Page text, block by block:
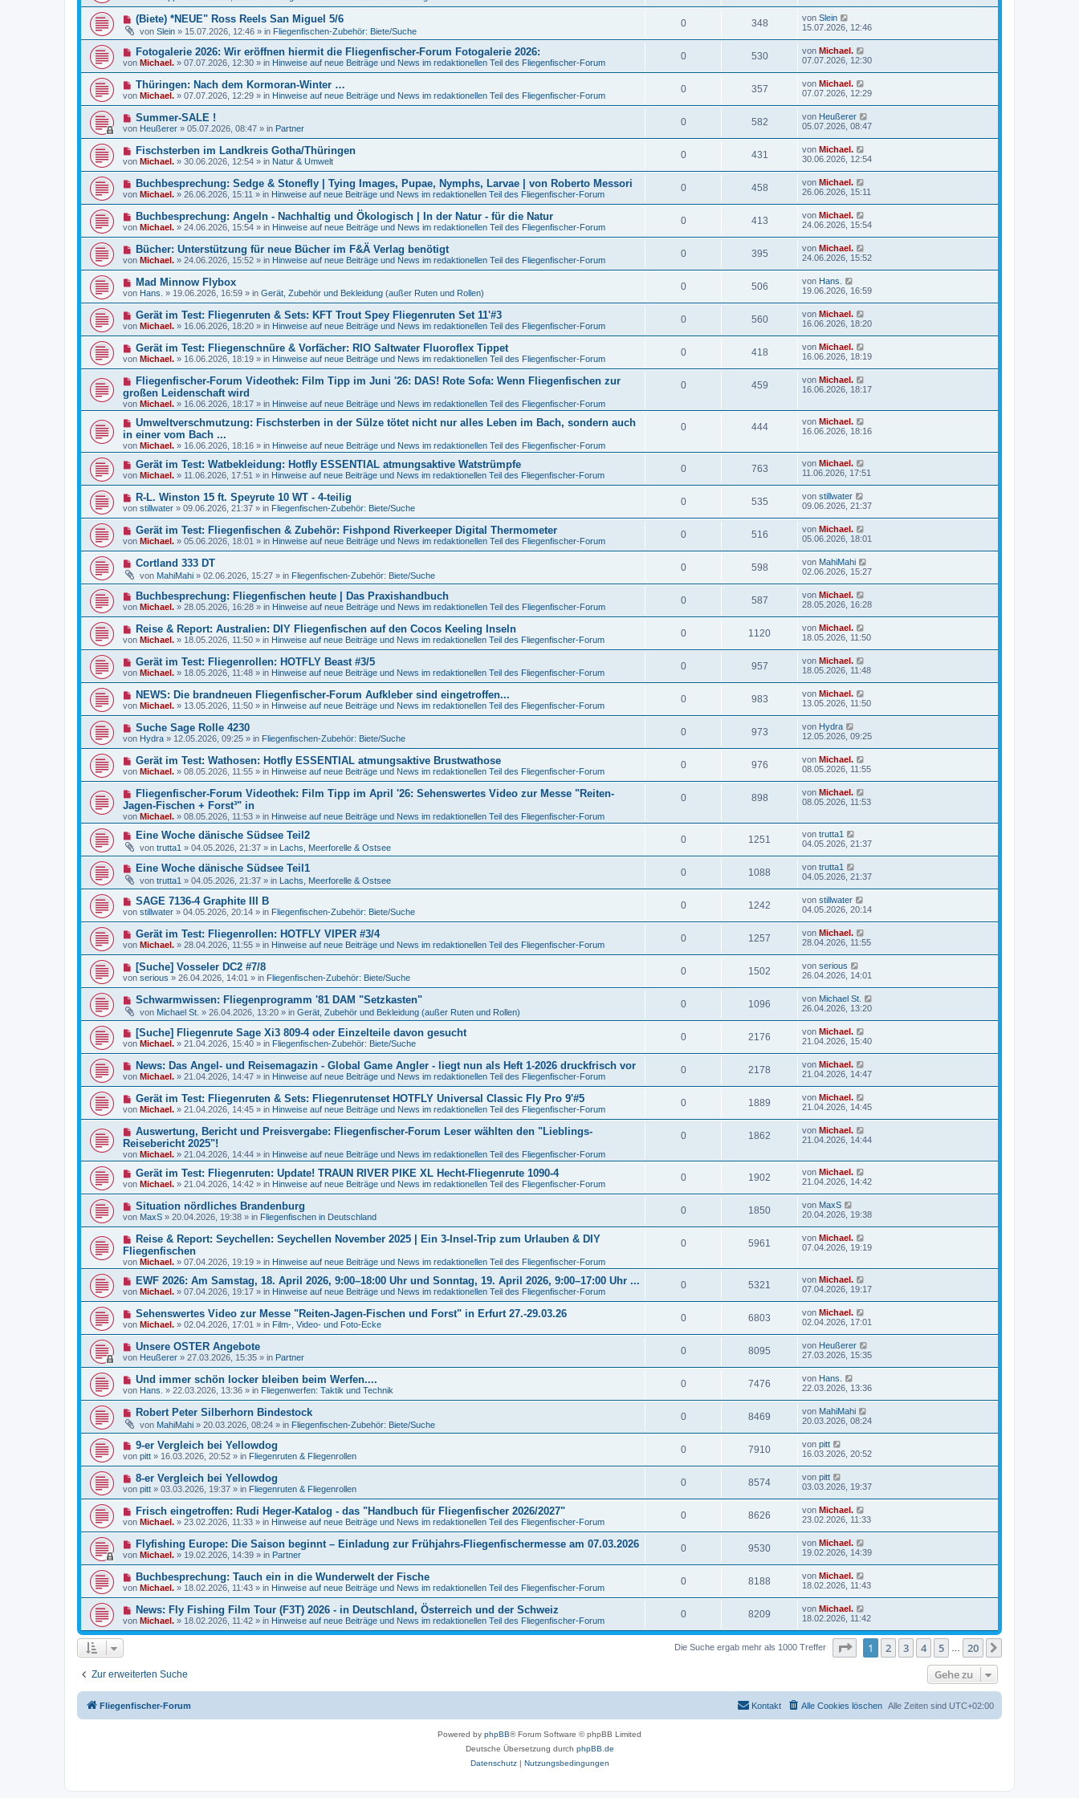
e
t
r
a
g
u
B
e
t
r
a
N
e
u
e
B
e
t
r
a
g
(Biete) *NEUE" Ross Reels San Miguel 5/6
von Slein » 15.07.2026, 12:46 » in Fliegenfischen-Zubehör: Biete/Suche
0 348 von Slein
15.07.2026, 12:46
N
e
u
e
B
e
t
r
a
g
Fotogalerie 2026: Wir eröffnen hiermit die Fliegenfischer-Forum Fotogalerie 2026:
von Michael. » 07.07.2026, 12:30 » in Hinweise auf neue Beiträge und News im redaktionellen Teil des Fliegenfischer-Forum
0 530 von Michael.
07.07.2026, 12:30
N
e
u
e
B
e
t
r
a
g
Thüringen: Nach dem Kormoran-Winter …
von Michael. » 07.07.2026, 12:29 » in Hinweise auf neue Beiträge und News im redaktionellen Teil des Fliegenfischer-Forum
0 357 von Michael.
07.07.2026, 12:29
N
e
u
e
B
e
t
r
a
g
Summer-SALE !
von Heußerer » 05.07.2026, 08:47 » in Partner
0 582 von Heußerer
05.07.2026, 08:47
N
e
u
e
B
e
t
r
a
g
Fischsterben im Landkreis Gotha/Thüringen
von Michael. » 30.06.2026, 12:54 » in Natur & Umwelt
0 431 von Michael.
30.06.2026, 12:54
N
e
u
e
B
e
t
r
a
g
Buchbesprechung: Sedge & Stonefly | Tying Images, Pupae, Nymphs, Larvae | von Roberto Messori
von Michael. » 26.06.2026, 15:11 » in Hinweise auf neue Beiträge und News im redaktionellen Teil des Fliegenfischer-Forum
0 458 von Michael.
26.06.2026, 15:11
N
e
u
e
B
e
t
r
a
g
Buchbesprechung: Angeln - Nachhaltig und Ökologisch | In der Natur - für die Natur
von Michael. » 24.06.2026, 15:54 » in Hinweise auf neue Beiträge und News im redaktionellen Teil des Fliegenfischer-Forum
0 413 von Michael.
24.06.2026, 15:54
N
e
u
e
B
e
t
r
a
g
Bücher: Unterstützung für neue Bücher im F&Ä Verlag benötigt
von Michael. » 24.06.2026, 15:52 » in Hinweise auf neue Beiträge und News im redaktionellen Teil des Fliegenfischer-Forum
0 395 von Michael.
24.06.2026, 15:52
N
e
u
B
e
t
r
a
g
Mad Minnow Flybox
von Hans. » 19.06.2026, 16:59 » in Gerät, Zubehör und Bekleidung (außer Ruten und Rollen)
0 506 von Hans.
19.06.2026, 16:59
N
e
u
B
e
t
r
a
g
Gerät im Test: Fliegenruten & Sets: KFT Trout Spey Fliegenruten Set 11'#3
von Michael. » 16.06.2026, 18:20 » in Hinweise auf neue Beiträge und News im redaktionellen Teil des Fliegenfischer-Forum
0 560 von Michael.
16.06.2026, 18:20
N
e
u
e
B
e
i
r
a
g
Gerät im Test: Fliegenschnüre & Vorfächer: RIO Saltwater Fluoroflex Tippet
von Michael. » 16.06.2026, 18:19 » in Hinweise auf neue Beiträge und News im redaktionellen Teil des Fliegenfischer-Forum
0 418 von Michael.
16.06.2026, 18:19
N
u
e
B
e
i
t
a
g
Fliegenfischer-Forum Videothek: Film Tipp im Juni '26: DAS! Rote Sofa: Wenn Fliegenfischen zur
großen Leidenschaft wird
von Michael. » 16.06.2026, 18:17 » in Hinweise auf neue Beiträge und News im redaktionellen Teil des Fliegenfischer-Forum
0 459 von Michael.
16.06.2026, 18:17
N
u
e
B
e
i
r
a
g
Umweltverschmutzung: Fischsterben in der Sülze tötet nicht nur alles Leben im Bach, sondern auch
in einer vom Bach ...
von Michael. » 16.06.2026, 18:16 » in Hinweise auf neue Beiträge und News im redaktionellen Teil des Fliegenfischer-Forum
0 444 von Michael.
16.06.2026, 18:16
N
e
u
e
B
e
t
r
a
g
Gerät im Test: Watbekleidung: Hotfly ESSENTIAL atmungsaktive Watstrümpfe
von Michael. » 11.06.2026, 17:51 » in Hinweise auf neue Beiträge und News im redaktionellen Teil des Fliegenfischer-Forum
0 763 von Michael.
11.06.2026, 17:51
N
e
u
B
e
t
r
a
g
R-L. Winston 15 ft. Speyrute 10 WT - 4-teilig
von stillwater » 09.06.2026, 21:37 » in Fliegenfischen-Zubehör: Biete/Suche
0 535 von stillwater
09.06.2026, 21:37
N
e
u
B
e
t
r
a
g
Gerät im Test: Fliegenfischen & Zubehör: Fishpond Riverkeeper Digital Thermometer
von Michael. » 05.06.2026, 18:01 » in Hinweise auf neue Beiträge und News im redaktionellen Teil des Fliegenfischer-Forum
0 516 von Michael.
05.06.2026, 18:01
N
u
e
B
e
t
r
a
g
Cortland 333 DT
von MahiMahi » 02.06.2026, 15:27 » in Fliegenfischen-Zubehör: Biete/Suche
0 598 von MahiMahi
02.06.2026, 15:27
N
e
u
e
B
e
t
r
a
g
Buchbesprechung: Fliegenfischen heute | Das Praxishandbuch
von Michael. » 28.05.2026, 16:28 » in Hinweise auf neue Beiträge und News im redaktionellen Teil des Fliegenfischer-Forum
0 587 von Michael.
28.05.2026, 16:28
N
e
u
B
e
t
r
a
g
Reise & Report: Australien: DIY Fliegenfischen auf den Cocos Keeling Inseln
von Michael. » 18.05.2026, 11:50 » in Hinweise auf neue Beiträge und News im redaktionellen Teil des Fliegenfischer-Forum
0 1120 von Michael.
18.05.2026, 11:50
N
e
u
e
B
e
t
r
a
g
Gerät im Test: Fliegenrollen: HOTFLY Beast #3/5
von Michael. » 18.05.2026, 11:48 » in Hinweise auf neue Beiträge und News im redaktionellen Teil des Fliegenfischer-Forum
0 957 von Michael.
18.05.2026, 11:48
N
e
u
e
B
e
t
r
a
g
NEWS: Die brandneuen Fliegenfischer-Forum Aufkleber sind eingetroffen...
von Michael. » 13.05.2026, 11:50 » in Hinweise auf neue Beiträge und News im redaktionellen Teil des Fliegenfischer-Forum
0 983 von Michael.
13.05.2026, 11:50
N
e
u
B
e
t
r
a
g
Suche Sage Rolle 4230
von Hydra » 12.05.2026, 09:25 » in Fliegenfischen-Zubehör: Biete/Suche
0 973 von Hydra
12.05.2026, 09:25
N
e
u
e
B
e
i
r
a
g
Gerät im Test: Wathosen: Hotfly ESSENTIAL atmungsaktive Brustwathose
von Michael. » 08.05.2026, 11:55 » in Hinweise auf neue Beiträge und News im redaktionellen Teil des Fliegenfischer-Forum
0 976 von Michael.
08.05.2026, 11:55
N
u
e
B
e
i
r
a
g
Fliegenfischer-Forum Videothek: Film Tipp im April '26: Sehenswertes Video zur Messe "Reiten-
Jagen-Fischen + Forst³" in
von Michael. » 08.05.2026, 11:53 » in Hinweise auf neue Beiträge und News im redaktionellen Teil des Fliegenfischer-Forum
0 898 von Michael.
08.05.2026, 11:53
N
u
e
B
e
t
r
a
g
Eine Woche dänische Südsee Teil2
von trutta1 » 04.05.2026, 21:37 » in Lachs, Meerforelle & Ostsee
0 1251 von trutta1
04.05.2026, 21:37
N
u
e
B
e
t
r
a
g
Eine Woche dänische Südsee Teil1
von trutta1 » 04.05.2026, 21:37 » in Lachs, Meerforelle & Ostsee
0 1088 von trutta1
04.05.2026, 21:37
N
e
u
B
e
t
r
a
g
SAGE 7136-4 Graphite III B
von stillwater » 04.05.2026, 20:14 » in Fliegenfischen-Zubehör: Biete/Suche
0 1242 von stillwater
04.05.2026, 20:14
N
e
u
e
B
e
t
r
a
g
Gerät im Test: Fliegenrollen: HOTFLY VIPER #3/4
von Michael. » 28.04.2026, 11:55 » in Hinweise auf neue Beiträge und News im redaktionellen Teil des Fliegenfischer-Forum
0 1257 von Michael.
28.04.2026, 11:55
N
e
u
e
B
e
t
r
a
g
[Suche] Vosseler DC2 #7/8
von serious » 26.04.2026, 14:01 » in Fliegenfischen-Zubehör: Biete/Suche
0 1502 von serious
26.04.2026, 14:01
N
u
e
B
e
t
r
a
g
Schwarmwissen: Fliegenprogramm '81 DAM "Setzkasten"
von Michael St. » 26.04.2026, 13:20 » in Gerät, Zubehör und Bekleidung (außer Ruten und Rollen)
0 1096 von Michael St.
26.04.2026, 13:20
N
e
u
e
B
e
t
r
g
[Suche] Fliegenrute Sage Xi3 809-4 oder Einzelteile davon gesucht
von Michael. » 21.04.2026, 15:40 » in Fliegenfischen-Zubehör: Biete/Suche
0 2176 von Michael.
21.04.2026, 15:40
N
e
u
B
e
t
r
a
g
News: Das Angel- und Reisemagazin - Global Game Angler - liegt nun als Heft 1-2026 druckfrisch vor
von Michael. » 21.04.2026, 14:47 » in Hinweise auf neue Beiträge und News im redaktionellen Teil des Fliegenfischer-Forum
0 2178 von Michael.
21.04.2026, 14:47
N
e
u
B
e
i
r
a
g
Gerät im Test: Fliegenruten & Sets: Fliegenrutenset HOTFLY Universal Classic Fly Pro 9'#5
von Michael. » 21.04.2026, 14:45 » in Hinweise auf neue Beiträge und News im redaktionellen Teil des Fliegenfischer-Forum
0 1889 von Michael.
21.04.2026, 14:45
N
e
u
e
B
e
i
r
a
g
Auswertung, Bericht und Preisvergabe: Fliegenfischer-Forum Leser wählten den "Lieblings-
Reisebericht 2025"!
von Michael. » 21.04.2026, 14:44 » in Hinweise auf neue Beiträge und News im redaktionellen Teil des Fliegenfischer-Forum
0 1862 von Michael.
21.04.2026, 14:44
N
e
u
e
B
e
t
r
a
g
Gerät im Test: Fliegenruten: Update! TRAUN RIVER PIKE XL Hecht-Fliegenrute 1090-4
von Michael. » 21.04.2026, 14:42 » in Hinweise auf neue Beiträge und News im redaktionellen Teil des Fliegenfischer-Forum
0 1902 von Michael.
21.04.2026, 14:42
N
e
u
e
B
e
i
r
a
g
Situation nördliches Brandenburg
von MaxS » 20.04.2026, 19:38 » in Fliegenfischen in Deutschland
0 1850 von MaxS
20.04.2026, 19:38
N
e
u
e
B
e
i
r
a
g
Reise & Report: Seychellen: Seychellen November 2025 | Ein 3-Insel-Trip zum Urlauben & DIY
Fliegenfischen
von Michael. » 07.04.2026, 19:19 » in Hinweise auf neue Beiträge und News im redaktionellen Teil des Fliegenfischer-Forum
0 5961 von Michael.
07.04.2026, 19:19
N
e
u
e
B
e
t
r
a
g
EWF 2026: Am Samstag, 18. April 2026, 9:00–18:00 Uhr und Sonntag, 19. April 2026, 9:00–17:00 Uhr ...
von Michael. » 07.04.2026, 19:17 » in Hinweise auf neue Beiträge und News im redaktionellen Teil des Fliegenfischer-Forum
0 5321 von Michael.
07.04.2026, 19:17
N
e
u
e
B
e
t
r
a
g
Sehenswertes Video zur Messe "Reiten-Jagen-Fischen und Forst" in Erfurt 27.-29.03.26
von Michael. » 02.04.2026, 17:01 » in Film-, Video- und Foto-Ecke
0 6803 von Michael.
02.04.2026, 17:01
N
e
u
e
B
e
t
r
a
g
Unsere OSTER Angebote
von Heußerer » 27.03.2026, 15:35 » in Partner
0 8095 von Heußerer
27.03.2026, 15:35
N
e
u
e
B
e
t
r
a
g
Und immer schön locker bleiben beim Werfen....
von Hans. » 22.03.2026, 13:36 » in Fliegenwerfen: Taktik und Technik
0 7476 von Hans.
22.03.2026, 13:36
N
u
e
B
e
t
r
a
g
Robert Peter Silberhorn Bindestock
von MahiMahi » 20.03.2026, 08:24 » in Fliegenfischen-Zubehör: Biete/Suche
0 8469 von MahiMahi
20.03.2026, 08:24
N
e
u
e
B
e
t
r
a
g
9-er Vergleich bei Yellowdog
von pitt » 16.03.2026, 20:52 » in Fliegenruten & Fliegenrollen
0 7910 von pitt
16.03.2026, 20:52
N
e
u
e
B
e
t
r
a
g
8-er Vergleich bei Yellowdog
von pitt » 03.03.2026, 19:37 » in Fliegenruten & Fliegenrollen
0 8574 von pitt
03.03.2026, 19:37
N
e
u
e
B
e
t
r
a
g
Frisch eingetroffen: Rudi Heger-Katalog - das "Handbuch für Fliegenfischer 2026/2027"
von Michael. » 23.02.2026, 11:33 » in Hinweise auf neue Beiträge und News im redaktionellen Teil des Fliegenfischer-Forum
0 8626 von Michael.
23.02.2026, 11:33
N
e
u
e
B
e
t
r
a
Flyfishing Europe: Die Saison beginnt – Einladung zur Frühjahrs-Fliegenfischermesse am 07.03.2026
von Michael. » 19.02.2026, 14:39 » in Partner
0 9530 von Michael.
19.02.2026, 14:39
N
e
u
e
B
e
a
g
Buchbesprechung: Tauch ein in die Wunderwelt der Fische
von Michael. » 18.02.2026, 11:43 » in Hinweise auf neue Beiträge und News im redaktionellen Teil des Fliegenfischer-Forum
0 8188 von Michael.
18.02.2026, 11:43
N
e
u
e
i
r
a
News: Fly Fishing Film Tour (F3T) 2026 - in Deutschland, Österreich und der Schweiz
von Michael. » 18.02.2026, 11:42 » in Hinweise auf neue Beiträge und News im redaktionellen Teil des Fliegenfischer-Forum
0 8209 von Michael.
18.02.2026, 11:42
Die Suche ergab mehr als 1000 Treffer Seite von20
1 2 3 4 5 20
Zur erweiterten Suche Gehe zu
Fliegenfischer-Forum Alle Zeiten sind UTC+02:00
Alle Cookies löschen
Kontakt
Powered by phpBB® Forum Software © phpBB Limited
Deutsche Übersetzung durch phpBB.de
Datenschutz| Nutzungsbedingungen